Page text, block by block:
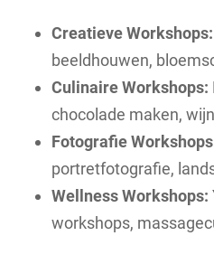
Creatieve Workshops:
beeldhouwen,
Culinaire Workshops:
chocolade maken,
Fotografie
portretfotografie,
Wellness Workshops:
workshops,